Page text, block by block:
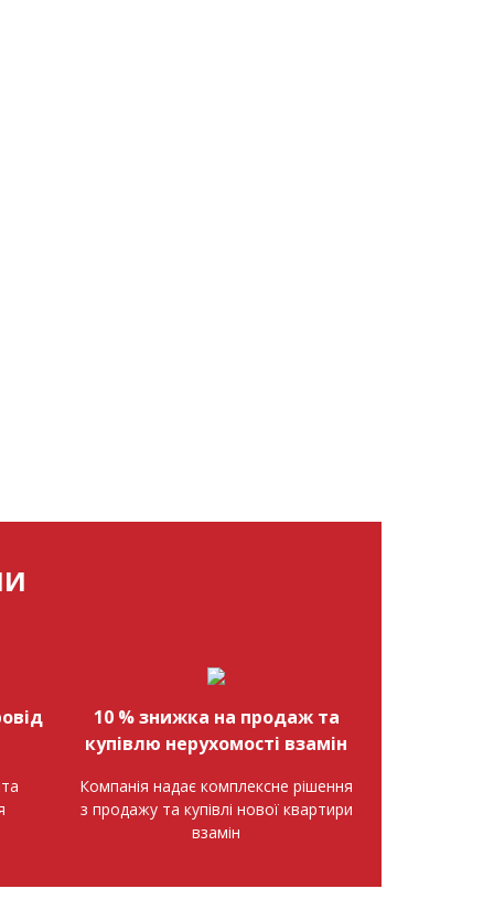
10 % знижка на продаж та
купівлю нерухомості взамін
Компанія надає комплексне рішення
з продажу та купівлі нової квартири
взамін